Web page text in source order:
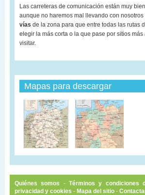
Las carreteras de comunicación están muy
aunque no haremos mal llevando con nosotros
vías de la zona para que entre todas las rutas
elegir la más corta o la que pase por sitios más
visitar.
Mapas para descargar
Quiénes somos - Términos y condiciones
privacidad y cookies - Mapa del sitio -